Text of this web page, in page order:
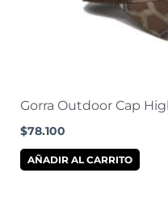
Gorra Outdoor Cap
$78.100
AÑADIR AL CARRITO